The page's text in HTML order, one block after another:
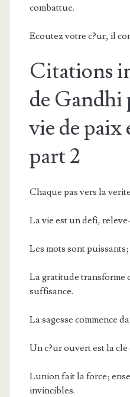
combattue.
Ecoutez votre c?ur, il
Citations
de Gandhi
vie de paix
part 2
Chaque pas vers la
La vie est un defi,
Les mots sont
La gratitude transforme
suffisance.
La sagesse commence
Un c?ur ouvert est la cle
Lunion fait la force;
invincibles.